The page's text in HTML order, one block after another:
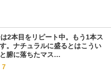
2本目をリピート中。もう1本ス
。ナチュラルに盛るとはこうい
腑に落ちたマス…
7